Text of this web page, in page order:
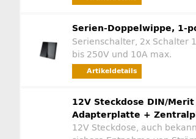
Serien-Doppelwippe, 1-
Serienschalter, 2x Schalter
bis 250V und 10A max.
Artikeldetails
12V Steckdose DIN/
Adapterplatte +
12V Steckdose, auch